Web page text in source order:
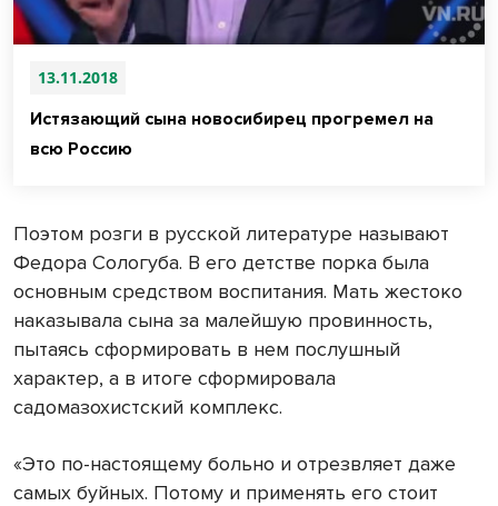
13.11.2018
Истязающий сына новосибирец прогремел на
всю Россию
Поэтом розги в русской литературе называют
Федора Сологуба. В его детстве порка была
основным средством воспитания. Мать жестоко
наказывала сына за малейшую провинность,
пытаясь сформировать в нем послушный
характер, а в итоге сформировала
садомазохистский комплекс.
«Это по-настоящему больно и отрезвляет даже
самых буйных. Потому и применять его стоит